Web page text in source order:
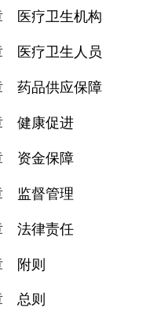
疗卫生机构
疗卫生人员
品供应保障
康促进
金保障
督管理
律责任
附则
总则